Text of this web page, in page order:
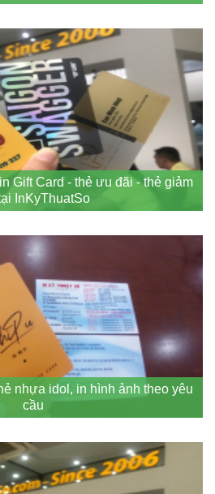
Gift Card - thẻ ưu đãi - thẻ giảm
InKyThuatSo
nhựa idol, in hình ảnh theo yêu
cầu